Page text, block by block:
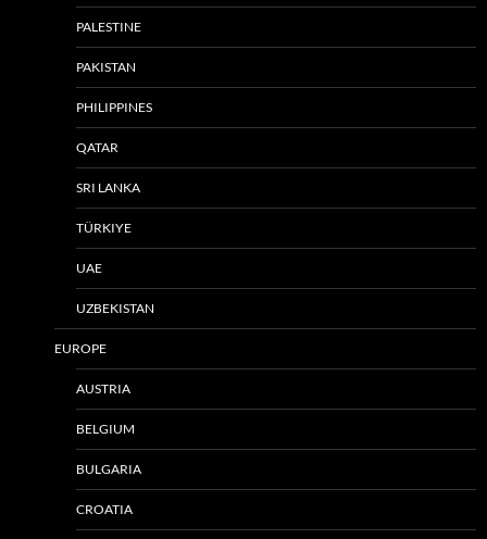
PALESTINE
PAKISTAN
PHILIPPINES
QATAR
SRI LANKA
TÜRKIYE
UAE
UZBEKISTAN
EUROPE
AUSTRIA
BELGIUM
BULGARIA
CROATIA